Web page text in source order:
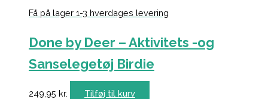
Få på lager 1-3 hverdages levering
Done by Deer – Aktivitets -og
Sanselegetøj Birdie
249,95 kr. Tilføj til kurv